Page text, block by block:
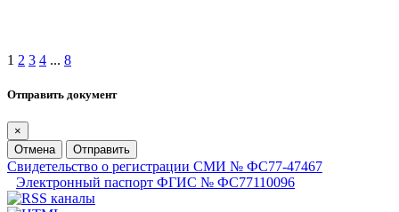
1 2 3 4 ... 8
Отправить документ
×
Отмена
Отправить
Свидетельство о регистрации СМИ № ФС77-47467
Электронный паспорт ФГИС № ФС77110096